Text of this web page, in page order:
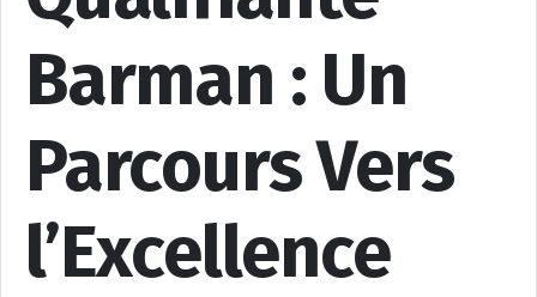
Barman : Un
Parcours Vers
l’Excellence